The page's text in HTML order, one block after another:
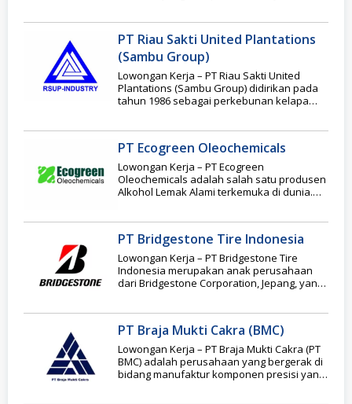
PT Riau Sakti United Plantations
(Sambu Group)
Lowongan Kerja – PT Riau Sakti United
Plantations (Sambu Group) didirikan pada
tahun 1986 sebagai perkebunan kelapa
PT Ecogreen Oleochemicals
Lowongan Kerja – PT Ecogreen
Oleochemicals adalah salah satu produsen
Alkohol Lemak Alami terkemuka di dunia.
PT Bridgestone Tire Indonesia
Lowongan Kerja – PT Bridgestone Tire
Indonesia merupakan anak perusahaan
dari Bridgestone Corporation, Jepang, yang
PT Braja Mukti Cakra (BMC)
Lowongan Kerja – PT Braja Mukti Cakra (PT
BMC) adalah perusahaan yang bergerak di
bidang manufaktur komponen presisi yang